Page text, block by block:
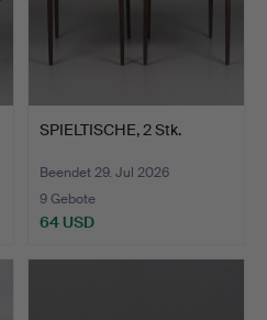
SPIELTISCHE, 2 Stk.
Beendet 29. Jul 2026
9 Gebote
64 USD